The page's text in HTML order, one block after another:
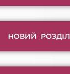
НОВИЙ РОЗДІЛ